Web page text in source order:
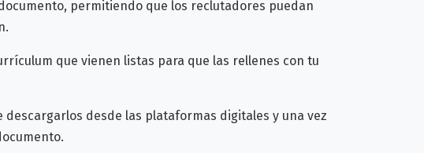
permitiendo que los reclutadores puedan
que vienen listas para que las rellenes con tu
desde las plataformas digitales y una vez